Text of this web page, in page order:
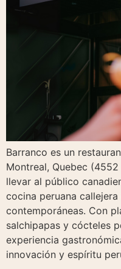
Barranco es un
Montreal, Quebec
llevar al público
cocina peruana
contemporáneas. Con
salchipapas y cócteles
experiencia
innovación y espíritu